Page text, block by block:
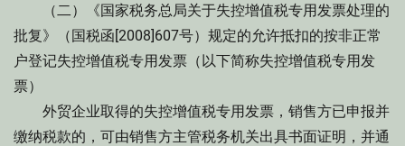
（二）《国家税务总局关于失控增值税专用发票处理的
批复》（国税函[2008]607号）规定的允许抵扣的按非正常
户登记失控增值税专用发票（以下简称失控增值税专用发
票）
外贸企业取得的失控增值税专用发票，销售方已申报并
缴纳税款的，可由销售方主管税务机关出具书面证明，并通